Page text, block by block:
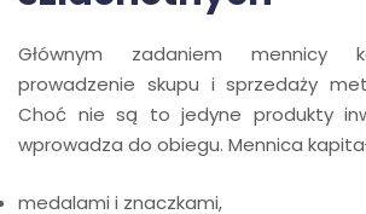
Głównym zadaniem mennicy
prowadzenie skupu i sprzedaży
Choć nie są to jedyne produkty
wprowadza do obiegu. Mennica
medalami i znaczkami,